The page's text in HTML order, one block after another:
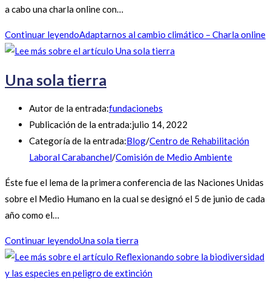
a cabo una charla online con…
Continuar leyendoAdaptarnos al cambio climático – Charla online
Una sola tierra
Autor de la entrada:fundacionebs
Publicación de la entrada:julio 14, 2022
Categoría de la entrada:Blog/Centro de Rehabilitación
Laboral Carabanchel/Comisión de Medio Ambiente
Éste fue el lema de la primera conferencia de las Naciones Unidas
sobre el Medio Humano en la cual se designó el 5 de junio de cada
año como el…
Continuar leyendoUna sola tierra